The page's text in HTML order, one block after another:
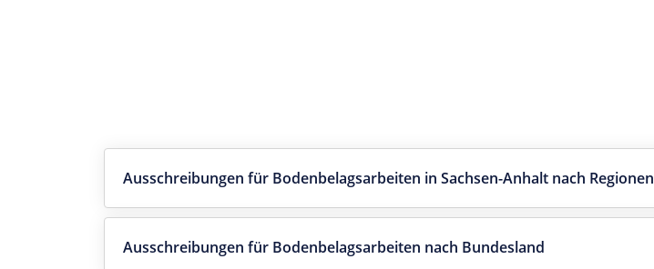
Ausschreibungen für Bodenbelagsarbeiten in Sachsen-Anhalt nach Regionen
Ausschreibungen für Bodenbelagsarbeiten nach Bundesland